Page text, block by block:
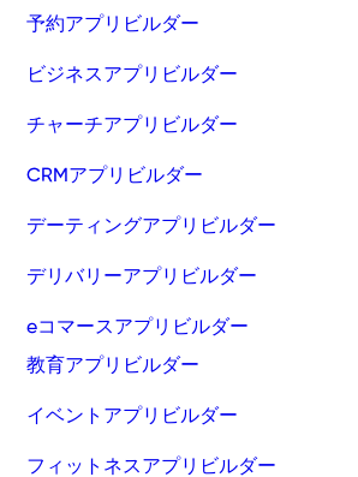
予約アプリビルダー
ビジネスアプリビルダー
チャーチアプリビルダー
CRMアプリビルダー
デーティングアプリビルダー
デリバリーアプリビルダー
eコマースアプリビルダー
教育アプリビルダー
イベントアプリビルダー
フィットネスアプリビルダー